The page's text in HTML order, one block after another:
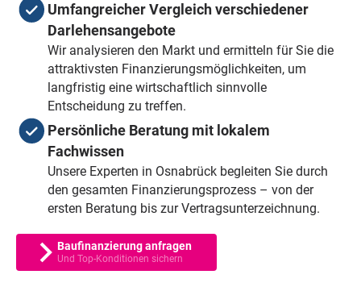
Umfangreicher Vergleich verschiedener
Darlehensangebote
Wir analysieren den Markt und ermitteln für Sie die
attraktivsten Finanzierungsmöglichkeiten, um
langfristig eine wirtschaftlich sinnvolle
Entscheidung zu treffen.
Persönliche Beratung mit lokalem
Fachwissen
Unsere Experten in Osnabrück begleiten Sie durch
den gesamten Finanzierungsprozess – von der
ersten Beratung bis zur Vertragsunterzeichnung.
Baufinanzierung anfragen
Und Top-Konditionen sichern